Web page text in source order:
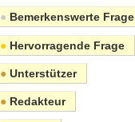
● Bemerkenswerte Frage
● Hervorragende Frage
● Unterstützer
● Redakteur